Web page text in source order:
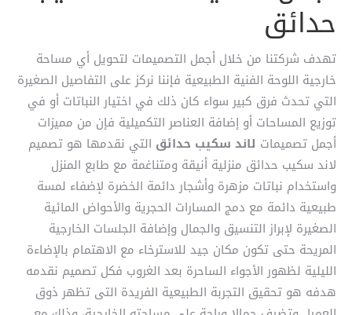
حدائق
تهدف شركتنا من خلال أجمل التصميمات لتحويل أي مساحة
خارجية اللوحة الفنية الطبيعية فإننا نركز على التفاصيل الصغيرة
التي تحدث فرق كبير سواء كان ذلك في اختيار النباتات أو في
توزيع المساحات أو إضافة العناصر التكميلية فإن من مميزات
أجمل تصميمات لاند سكيب حدائق التي نقدمها هو تصميم
لاند سكيب حدائق منزلية أنيقة ومتناغمة مع طابع المنزل
واستخدام نباتات مزهرة وأشجار دائمة الخضرة لإضفاء لمسة
طبيعية دائمة مع دمج المسارات الحجرية والأحواض المائية
الصغيرة لإبراز التنسيق والجمال وإضافة الجلسات الخارجية
المريحة حتى تكون مكان جيد للاسترخاء مع الاهتمام بالإضاءة
الليلية لظهور الأجواء الساحرة بعد الغروب فكل تصميم نقدمه
هدفه هو تحقيق التجربة الطبيعية الفريدة التى تظهر ذوق